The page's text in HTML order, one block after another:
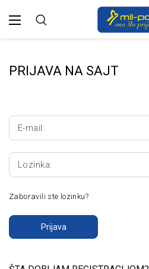
PRIJAVA NA SAJT
E-mail:
Lozinka:
Zaboravili ste lozinku?
Prijava